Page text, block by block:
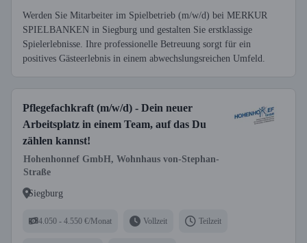
Werden Sie Mitarbeiter im Spielbetrieb (m/w/d) bei MERKUR
SPIELBANKEN in Siegburg und gestalten Sie erstklassige
Spielerlebnisse. Ihre professionelle Betreuung sorgt für ein
positives Gästeerlebnis in einem abwechslungsreichen Umfeld.
Pflegefachkraft (m/w/d) - Dein neuer
Arbeitsplatz in einem Team, auf das Du
zählen kannst!
Hohenhonnef GmbH, Wohnhaus von-Stephan-
Straße
Siegburg
4.050 - 4.550 €/Monat Vollzeit Teilzeit